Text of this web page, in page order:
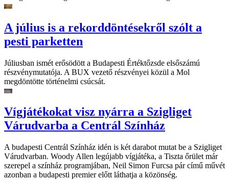
A július is a rekorddöntésekről szólt a
pesti parketten
Júliusban ismét erősödött a Budapesti Értéktőzsde elsőszámú
részvénymutatója. A BUX vezető részvényei közül a Mol
megdöntötte történelmi csúcsát.
Vígjátékokat visz nyárra a Szigliget
Várudvarba a Centrál Színház
A budapesti Centrál Színház idén is két darabot mutat be a Szigliget
Várudvarban. Woody Allen legújabb vígjátéka, a Tiszta őrület már
szerepel a színház programjában, Neil Simon Furcsa pár című művét
azonban a budapesti premier előtt láthatja a közönség.